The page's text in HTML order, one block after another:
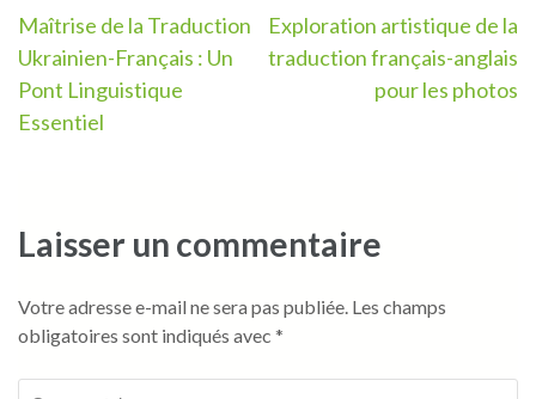
Navigation
de
l’article
Maîtrise de la Traduction
Ukrainien-Français : Un
Pont Linguistique
Essentiel
Exploration artistique de la
traduction français-anglais
pour les photos
Laisser un commentaire
Votre adresse e-mail ne sera pas publiée. Les champs
obligatoires sont indiqués avec *